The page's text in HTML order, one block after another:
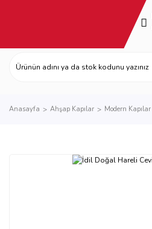
Anasayfa Ahşap Kapılar Modern Kapılar